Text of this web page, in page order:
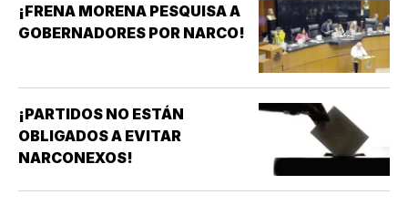
¡FRENA MORENA PESQUISA A
GOBERNADORES POR NARCO!
¡PARTIDOS NO ESTÁN
OBLIGADOS A EVITAR
NARCONEXOS!